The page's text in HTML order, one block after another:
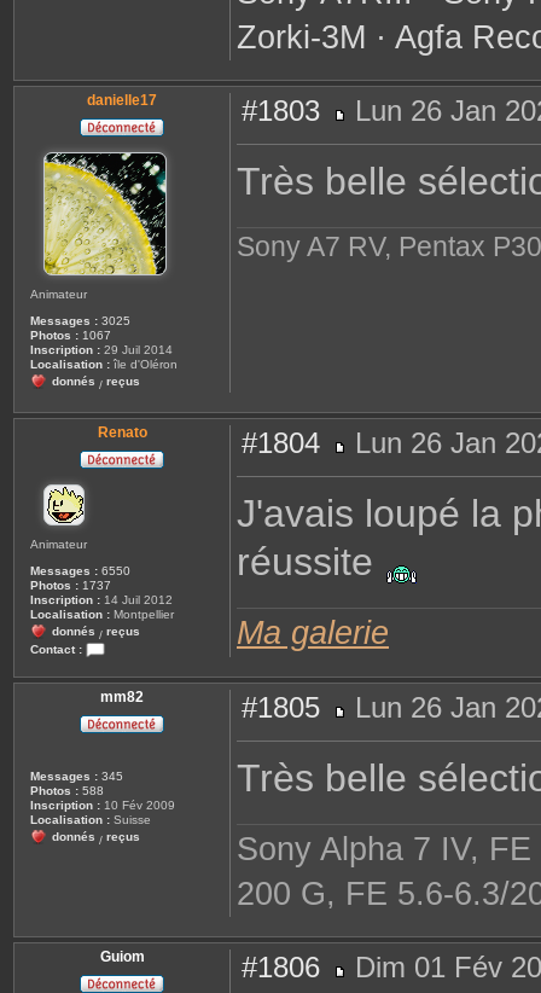
Zorki-3M · Agfa
danielle17
Animateur
Messages : 3025
Photos : 1067
Inscription : 29 Juil 2014
Localisation : île d'Oléron
donnés / reçus
#1803
e
a
Lun 26 Jan
Très belle
Sony A7 RV, Pentax
Renato
Animateur
Messages : 6550
Photos : 1737
Inscription : 14 Juil 2012
Localisation : Montpellier
donnés / reçus
Contact :
o
n
a
c
r
e
n
a
#1804
e
a
Lun 26 Jan
J'avais loupé la
réussite
Ma galerie
mm82
Messages : 345
Photos : 588
Inscription : 10 Fév 2009
Localisation : Suisse
donnés / reçus
#1805
e
a
Lun 26 Jan
Très belle
Sony Alpha 7 IV,
200 G, FE 5.6-6.3/
Guiom #1806 Dim 01 Fév